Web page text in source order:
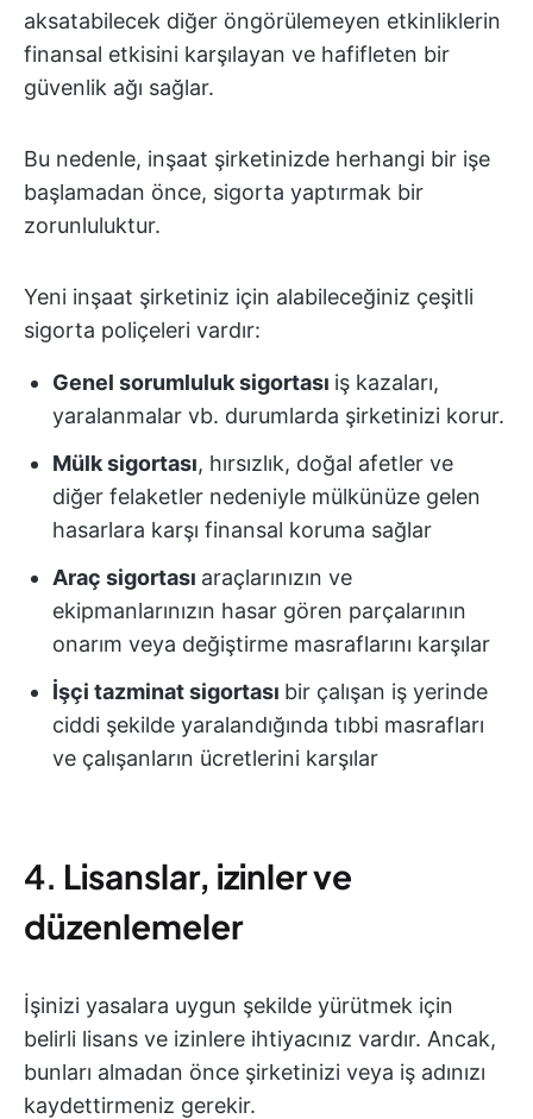
aksatabilecek diğer öngörülemeyen etkinliklerin
finansal etkisini karşılayan ve hafifleten bir
güvenlik ağı sağlar.
Bu nedenle, inşaat şirketinizde herhangi bir işe
başlamadan önce, sigorta yaptırmak bir
zorunluluktur.
Yeni inşaat şirketiniz için alabileceğiniz çeşitli
sigorta poliçeleri vardır:
Genel sorumluluk sigortası iş kazaları,
yaralanmalar vb. durumlarda şirketinizi korur.
Mülk sigortası, hırsızlık, doğal afetler ve
diğer felaketler nedeniyle mülkünüze gelen
hasarlara karşı finansal koruma sağlar
Araç sigortası araçlarınızın ve
ekipmanlarınızın hasar gören parçalarının
onarım veya değiştirme masraflarını karşılar
İşçi tazminat sigortası bir çalışan iş yerinde
ciddi şekilde yaralandığında tıbbi masrafları
ve çalışanların ücretlerini karşılar
4. Lisanslar, izinler ve
düzenlemeler
İşinizi yasalara uygun şekilde yürütmek için
belirli lisans ve izinlere ihtiyacınız vardır. Ancak,
bunları almadan önce şirketinizi veya iş adınızı
kaydettirmeniz gerekir.